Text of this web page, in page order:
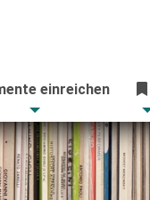
einreichen